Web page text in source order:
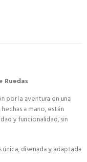
Ruedas
por la aventura en una
a mano, están
y funcionalidad, sin
diseñada y adaptada